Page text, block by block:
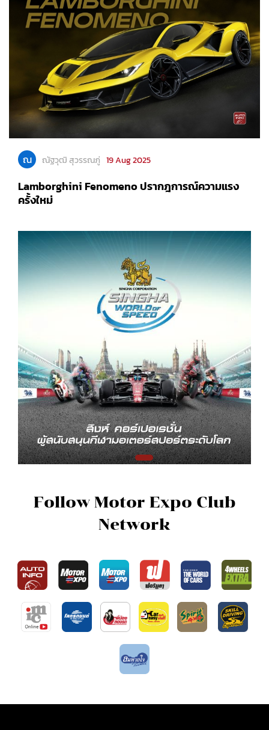
ณ ณัฐวุฒิ สุวรรณภู่ 19 Aug 2025
Lamborghini Fenomeno ปรากฎการณ์ความแรง
ครั้งใหม่
Follow Motor Expo Club
Network